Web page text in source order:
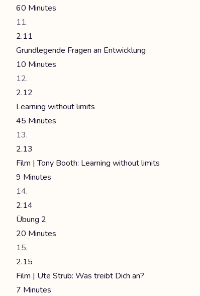
60 Minutes
2.11
Grundlegende Fragen an Entwicklung
10 Minutes
2.12
Learning without limits
45 Minutes
2.13
Film | Tony Booth: Learning without limits
9 Minutes
2.14
Übung 2
20 Minutes
2.15
Film | Ute Strub: Was treibt Dich an?
7 Minutes